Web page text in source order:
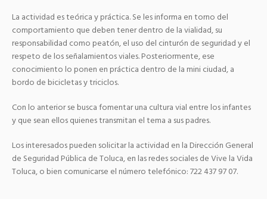
La actividad es teórica y práctica. Se les informa en torno del
comportamiento que deben tener dentro de la vialidad, su
responsabilidad como peatón,el uso del cinturón de seguridad y el
respeto de los señalamientos viales. Posteriormente, ese
conocimiento lo ponen en práctica dentro de la mini ciudad, a
bordo de bicicletas y triciclos.
Con lo anterior se busca fomentar una cultura vial entre los infantes
y que sean ellos quienes transmitan el tema a sus padres.
Los interesados pueden solicitar la actividad en la Dirección General
de Seguridad Pública de Toluca, en las redes sociales de Vive la Vida
Toluca, o bien comunicarse el número telefónico: 722 437 97 07.